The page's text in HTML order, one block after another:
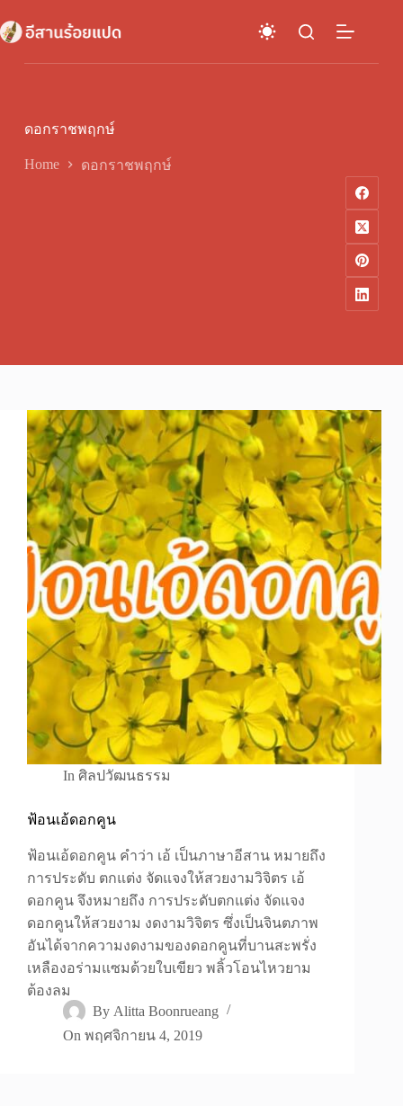
to
content
ดอกราชพฤกษ์
Home ดอกราชพฤกษ์
In ศิลปวัฒนธรรม
ฟ้อนเอ้ดอกคูน
ฟ้อนเอ้ดอกคูน คำว่า เอ้ เป็นภาษาอีสาน หมายถึง
การประดับ ตกแต่ง จัดแจงให้สวยงามวิจิตร เอ้
ดอกคูน จึงหมายถึง การประดับตกแต่ง จัดแจง
ดอกคูนให้สวยงาม งดงามวิจิตร ซึ่งเป็นจินตภาพ
อันได้จากความงดงามของดอกคูนที่บานสะพรั่ง
เหลืองอร่ามแซมด้วยใบเขียว พลิ้วโอนไหวยาม
ต้องลม
By Alitta Boonrueang
On พฤศจิกายน 4, 2019